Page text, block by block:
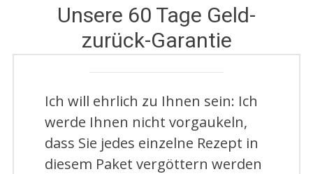
Unsere 60 Tage Geld-
zurück-Garantie
Ich will ehrlich zu Ihnen sein: Ich
werde Ihnen nicht vorgaukeln,
dass Sie jedes einzelne Rezept in
diesem Paket vergöttern werden